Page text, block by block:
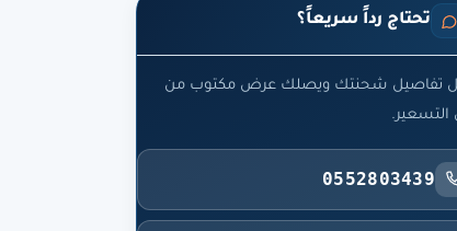
تحتاج رداً سريعاً؟
تفاصيل شحنتك ويصلك عرض مكتوب من
التسعير.
0552803439